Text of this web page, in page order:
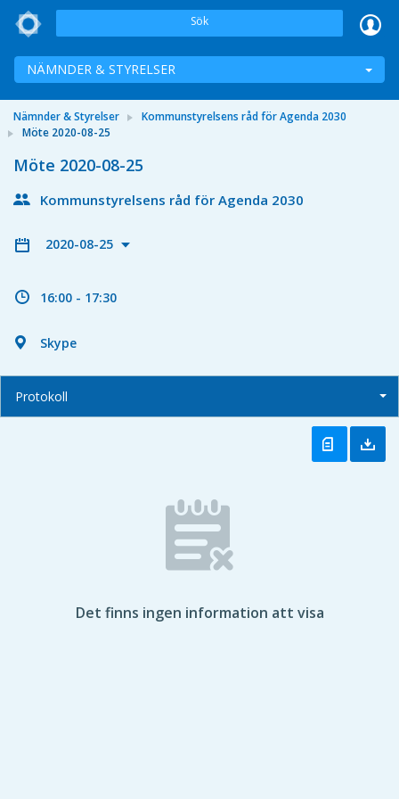
Sök
NÄMNDER & STYRELSER
Nämnder & Styrelser
Kommunstyrelsens råd för Agenda 2030
Möte 2020-08-25
Möte 2020-08-25
Kommunstyrelsens råd för Agenda 2030
2020-08-25
16:00 - 17:30
Skype
Protokoll
Det finns ingen information att visa